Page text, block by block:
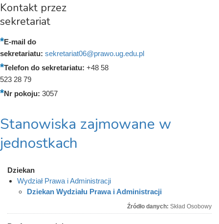
Kontakt przez
sekretariat
E-mail do
sekretariatu: sekretariat06@prawo.ug.edu.pl
Telefon do sekretariatu: +48 58
523 28 79
Nr pokoju: 3057
Stanowiska zajmowane w
jednostkach
Dziekan
Wydział Prawa i Administracji
Dziekan Wydziału Prawa i Administracji
Źródło danych: Skład Osobowy